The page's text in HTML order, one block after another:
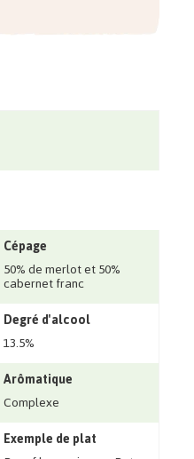
Cépage
50% de merlot et 50%
cabernet franc
Degré d'alcool
13.5%
Arômatique
Complexe
Exemple de plat